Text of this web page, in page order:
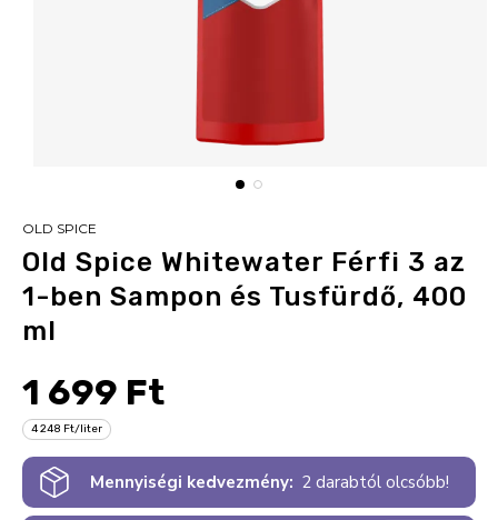
OLD SPICE
Old Spice Whitewater Férfi 3 az
1-ben Sampon és Tusfürdő, 400
ml
1 699 Ft
4 248 Ft/liter
Mennyiségi kedvezmény: 2 darabtól olcsóbb!